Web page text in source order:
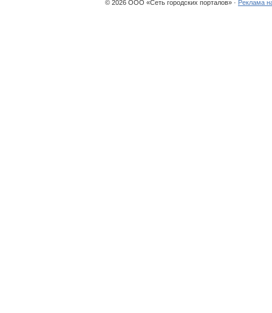
© 2026 ООО «Сеть городских порталов» · Реклама